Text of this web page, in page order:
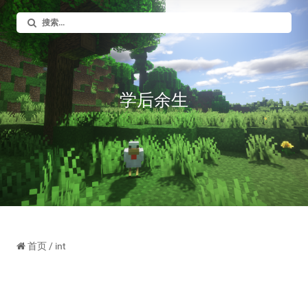
学后余生
首页 / int